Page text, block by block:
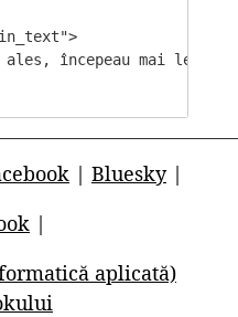
începeau mai lent
| Bluesky|
|
aplicată)